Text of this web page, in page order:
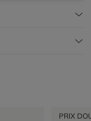
PRIX